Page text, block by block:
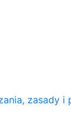
zasady i